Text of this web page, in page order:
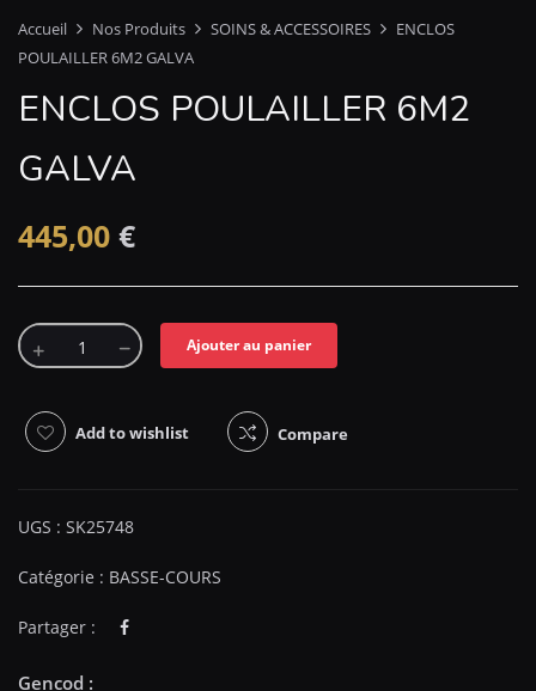
Accueil Nos Produits SOINS & ACCESSOIRES
ENCLOS
POULAILLER 6M2 GALVA
ENCLOS POULAILLER 6M2
GALVA
445,00 €
Ajouter au panier
Add to wishlist Compare
UGS : SK25748
Catégorie : BASSE-COURS
Partager :